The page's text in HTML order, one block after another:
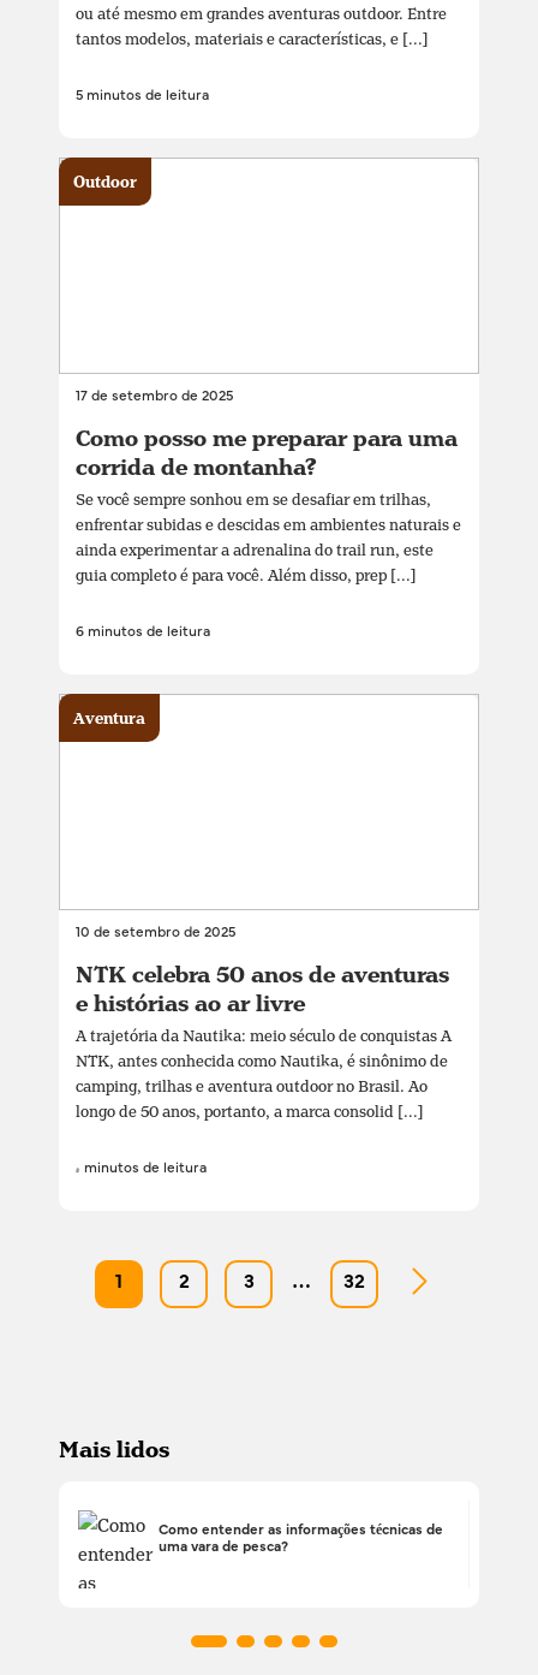
ou até mesmo em grandes aventuras outdoor. Entre
tantos modelos, materiais e características, e [...]
5 minutos de leitura
17 de setembro de 2025
Como posso me preparar para uma
corrida de montanha?
Se você sempre sonhou em se desafiar em trilhas,
enfrentar subidas e descidas em ambientes naturais e
ainda experimentar a adrenalina do trail run, este
guia completo é para você. Além disso, prep [...]
6 minutos de leitura
Outdoor
10 de setembro de 2025
NTK celebra 50 anos de aventuras
e histórias ao ar livre
A trajetória da Nautika: meio século de conquistas A
NTK, antes conhecida como Nautika, é sinônimo de
camping, trilhas e aventura outdoor no Brasil. Ao
longo de 50 anos, portanto, a marca consolid [...]
4 minutos de leitura
Aventura
2 3 … 32
Mais lidos
Como entender as informações técnicas de
uma vara de pesca?